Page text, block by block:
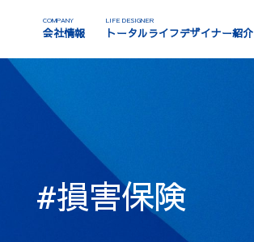
COMPANY
会社情報
LIFE DESIGNER
トータルライフデザイナー紹介
#損害保険